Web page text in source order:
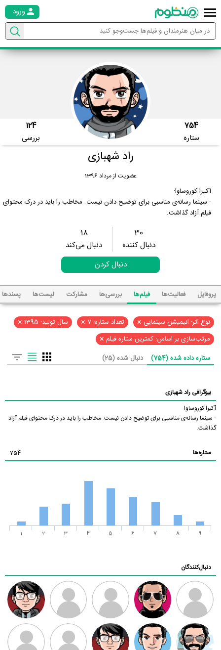
ورود
754
ستاره
124
بررسی
راد شهبازی
عضویت از مرداد 1396
آکیرا کوروساوا:
- سینما رسانه‌ی مناسبی برای توضیح دادن نیست. مخاطب را باید در درک محتوای
فیلم آزاد گذاشت.
30
دنبال کننده
18
دنبال می‌کند
دنبال کردن
پروفایل فعالیت‌ها فیلم‌ها بررسی‌ها مشارکت لیست‌ها پسند‌ها
نوع اثر: انیمیشن سینمایی × تعداد ستاره: 7 × سال تولید: 1395 ×
مرتب‌سازی بر اساس: کمترین ستاره فیلم ×
ستاره داده شده (754) دنبال شده (25)
بیوگرافی راد شهبازی
آکیرا کوروساوا:
- سینما رسانه‌ی مناسبی برای توضیح دادن نیست. مخاطب را باید در درک محتوای فیلم آزاد
گذاشت.
ستاره‌ها 754
1 2 3 4 5 6 7 8 9
دنبال‌کنندگان
ممدرضا رضا کاظمی زهرا ~ ابتین
سید محمد
موسوی